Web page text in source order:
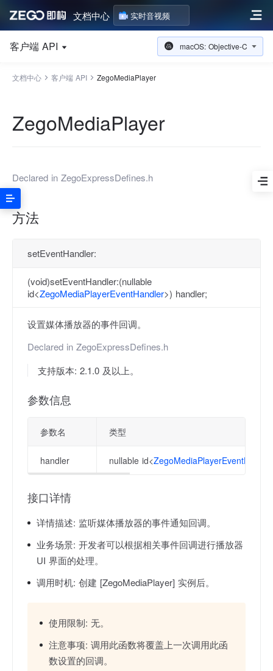
文档中心 实时音视频
客户端 API macOS: Objective-C
文档中心 客户端 API ZegoMediaPlayer
ZegoMediaPlayer
Declared in ZegoExpressDefines.h
方法
setEventHandler:
(void)setEventHandler:(nullable
id<ZegoMediaPlayerEventHandler>) handler;
设置媒体播放器的事件回调。
Declared in ZegoExpressDefines.h
支持版本: 2.1.0 及以上。
参数信息
参数名 类型
handler nullable id<
接口详情
详情描述: 监听媒体播放器的事件通知回调。
业务场景: 开发者可以根据相关事件回调进行播放器
UI 界面的处理。
调用时机: 创建 [ZegoMediaPlayer] 实例后。
使用限制: 无。
注意事项: 调用此函数将覆盖上一次调用此函
数设置的回调。